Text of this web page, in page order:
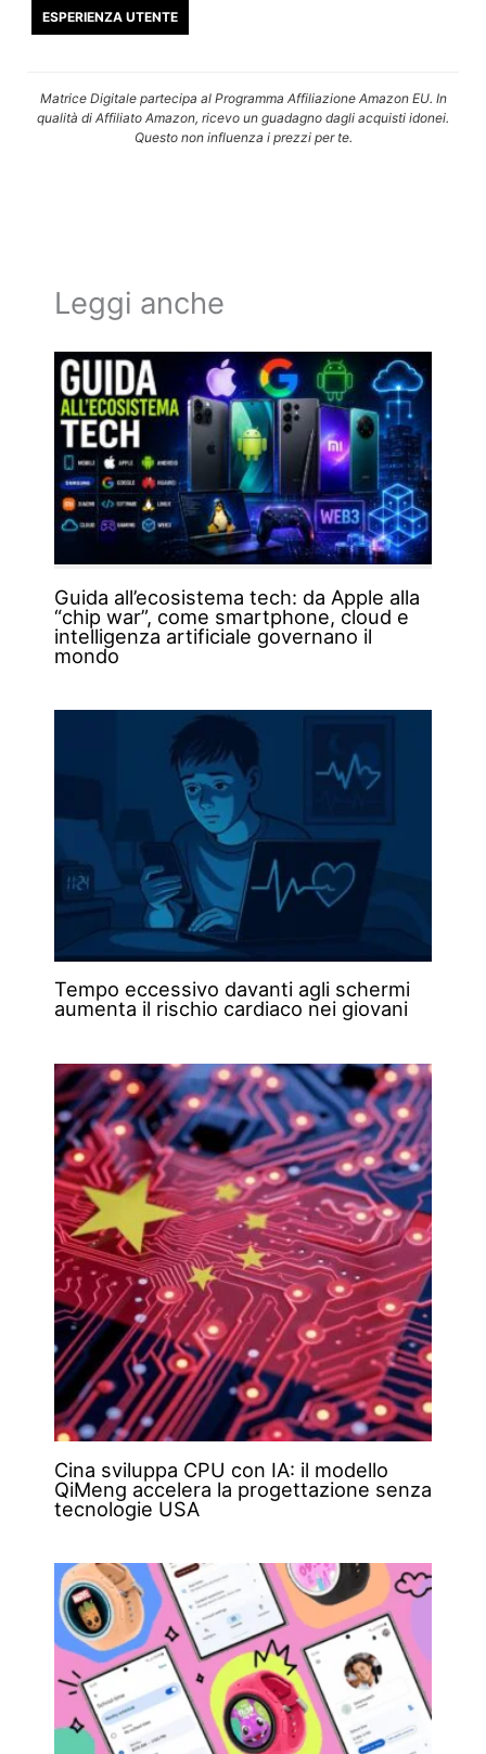
ESPERIENZA UTENTE
Matrice Digitale partecipa al Programma Affiliazione Amazon EU. In
qualità di Affiliato Amazon, ricevo un guadagno dagli acquisti idonei.
Questo non influenza i prezzi per te.
Leggi anche
Guida all’ecosistema tech: da Apple alla
“chip war”, come smartphone, cloud e
intelligenza artificiale governano il
mondo
Tempo eccessivo davanti agli schermi
aumenta il rischio cardiaco nei giovani
Cina sviluppa CPU con IA: il modello
QiMeng accelera la progettazione senza
tecnologie USA